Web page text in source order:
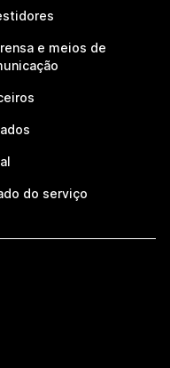
e meios de
do serviço